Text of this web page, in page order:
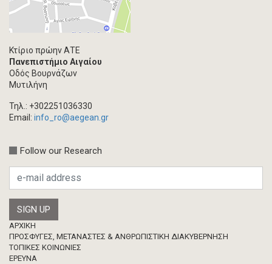
Κτίριο πρώην ΑΤΕ
Πανεπιστήμιο Αιγαίου
Οδός Βουρνάζων
Μυτιλήνη
Τηλ.: +302251036330
Email: info_ro@aegean.gr
Follow our Research
Footer
ΑΡΧΙΚΗ
ΠΡΟΣΦΥΓΕΣ, ΜΕΤΑΝΑΣΤΕΣ & ΑΝΘΡΩΠΙΣΤΙΚΗ ΔΙΑΚΥΒΕΡΝΗΣΗ
ΤΟΠΙΚΕΣ ΚΟΙΝΩΝΙΕΣ
ΈΡΕΥΝΑ